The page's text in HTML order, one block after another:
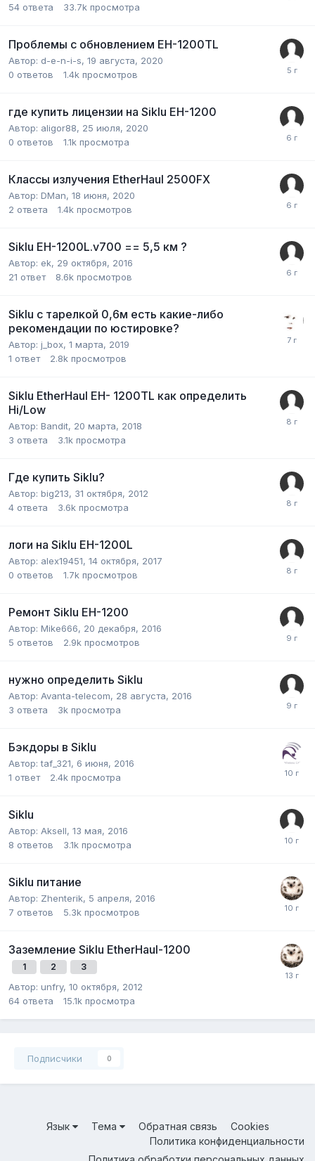
54 ответа 33.7k просмотра
Проблемы с обновлением EH-1200TL
Автор: d-e-n-i-s, 19 августа, 2020
0 ответов 1.4k просмотров
где купить лицензии на Siklu EH-1200
Автор: aligor88, 25 июля, 2020
0 ответов 1.1k просмотра
Классы излучения EtherHaul 2500FX
Автор: DMan, 18 июня, 2020
2 ответа 1.4k просмотров
Siklu EH-1200L.v700 == 5,5 км ?
Автор: ek, 29 октября, 2016
21 ответ 8.6k просмотров
Siklu с тарелкой 0,6м есть какие-либо
рекомендации по юстировке?
Автор: j_box, 1 марта, 2019
1 ответ 2.8k просмотров
Siklu EtherHaul EH- 1200TL как определить
Hi/Low
Автор: Bandit, 20 марта, 2018
3 ответа 3.1k просмотра
Где купить Siklu?
Автор: big213, 31 октября, 2012
4 ответа 3.6k просмотра
логи на Siklu EH-1200L
Автор: alex19451, 14 октября, 2017
0 ответов 1.7k просмотров
Ремонт Siklu EH-1200
Автор: Mike666, 20 декабря, 2016
5 ответов 2.9k просмотров
нужно определить Siklu
Автор: Avanta-telecom, 28 августа, 2016
3 ответа 3k просмотра
Бэкдоры в Siklu
Автор:taf_321, 6 июня, 2016
1 ответ 2.4k просмотра
Siklu
Автор: Aksell, 13 мая, 2016
8 ответов 3.1k просмотра
Siklu питание
Автор: Zhenterik, 5 апреля, 2016
7 ответов 5.3k просмотров
Заземление Siklu EtherHaul-1200
1 2 3
Автор: unfry, 10 октября, 2012
64 ответа 15.1k просмотра
Подписчики 0
Язык Тема Обратная связь
Cookies
Политика конфиденциальности